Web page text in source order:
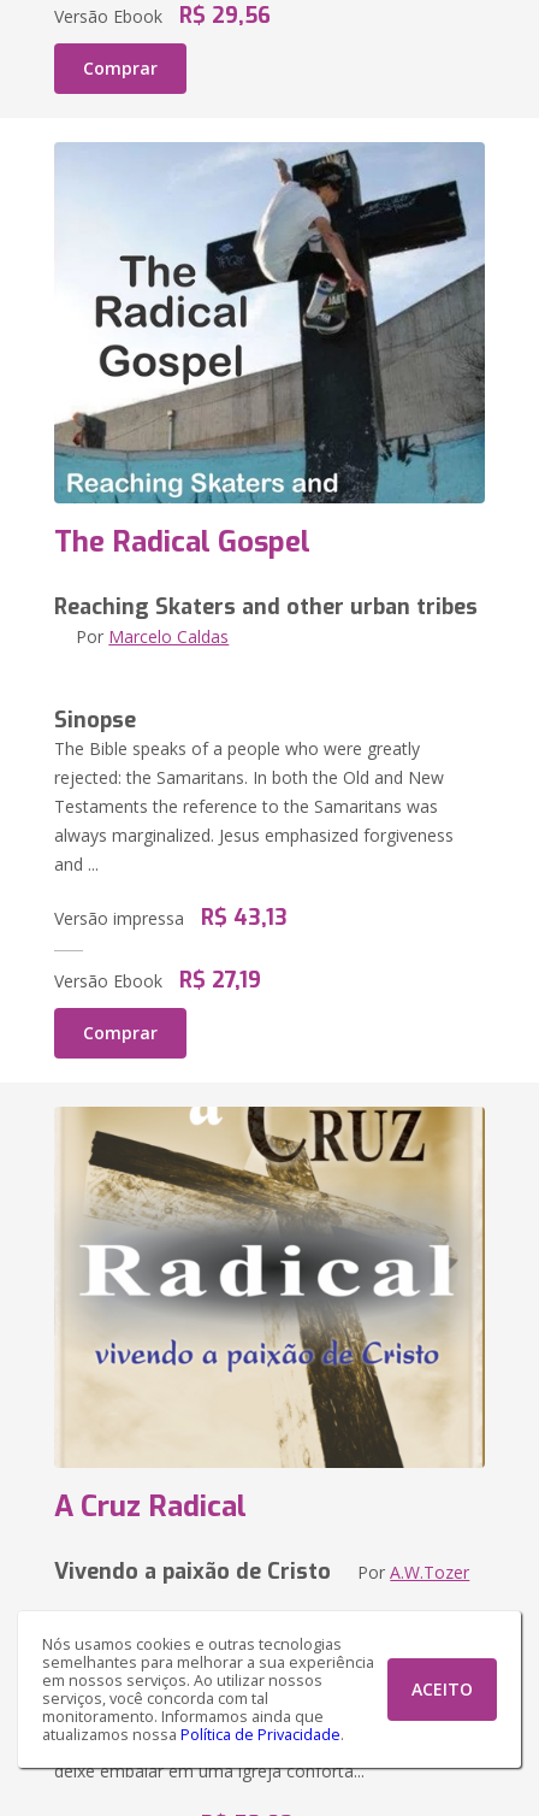
Nós usamos cookies e outras tecnologias
semelhantes para melhorar a sua experiência
em nossos serviços. Ao utilizar nossos
serviços, você concorda com tal
monitoramento. Informamos ainda que
atualizamos nossa Política de Privacidade.
ACEITO
Versão Ebook R$ 29,56
Comprar
The Radical Gospel
Reaching Skaters and other urban tribes
Por Marcelo Caldas
Sinopse
The Bible speaks of a people who were greatly
rejected: the Samaritans. In both the Old and New
Testaments the reference to the Samaritans was
always marginalized. Jesus emphasized forgiveness
and ...
Versão impressa R$ 43,13
Versão Ebook R$ 27,19
Comprar
A Cruz Radical
Vivendo a paixão de Cristo PorA.W.Tozer
Sinopse
“O caminho da cruz ainda é o caminho doloroso para
o poder e a fecundidade espiritual. Portanto, não tente
se esconder dele. Não aceite um caminho fácil. Não se
deixe embalar em uma igreja confortá...